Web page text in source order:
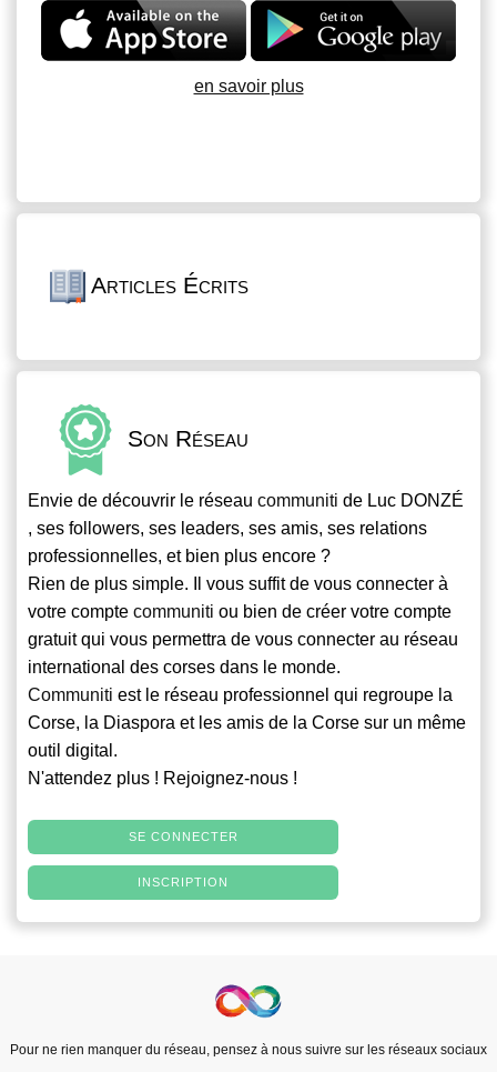
en savoir plus
Articles Écrits
Son Réseau
Envie de découvrir le réseau communiti de Luc DONZÉ
, ses followers, ses leaders, ses amis, ses relations
professionnelles, et bien plus encore ?
Rien de plus simple. Il vous suffit de vous connecter à
votre compte communiti ou bien de créer votre compte
gratuit qui vous permettra de vous connecter au réseau
international des corses dans le monde.
Communiti est le réseau professionnel qui regroupe la
Corse, la Diaspora et les amis de la Corse sur un même
outil digital.
N'attendez plus ! Rejoignez-nous !
SE CONNECTER
INSCRIPTION
Pour ne rien manquer du réseau, pensez à nous suivre sur les réseaux sociaux